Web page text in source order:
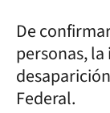
De
personas,
Federal.